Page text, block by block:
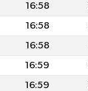
16:58
16:58
16:58
16:59
16:59